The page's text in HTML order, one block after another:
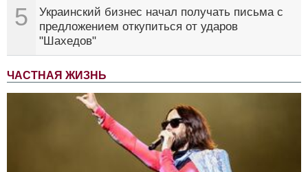
5
Украинский бизнес начал получать письма с
предложением откупиться от ударов
"Шахедов"
ЧАСТНАЯ ЖИЗНЬ